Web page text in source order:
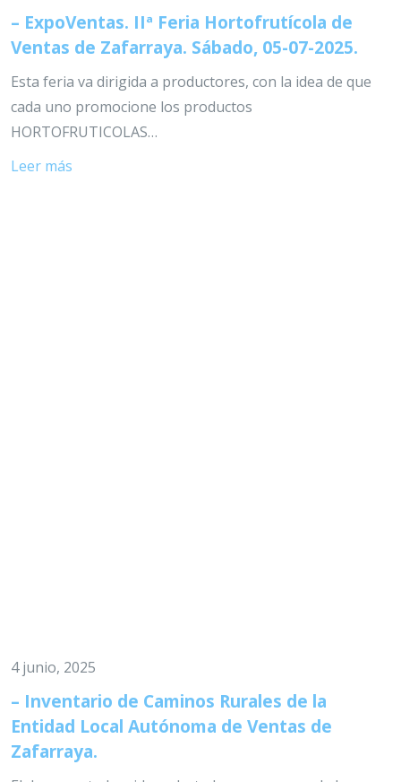
– ExpoVentas. IIª Feria Hortofrutícola de
Ventas de Zafarraya. Sábado, 05-07-2025.
Esta feria va dirigida a productores, con la idea de que
cada uno promocione los productos
HORTOFRUTICOLAS…
Leer más
4 junio, 2025
– Inventario de Caminos Rurales de la
Entidad Local Autónoma de Ventas de
Zafarraya.